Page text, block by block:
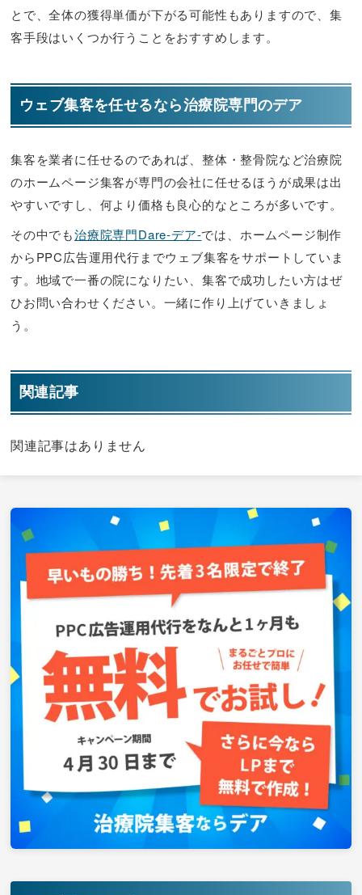
とで、全体の獲得単価が下がる可能性もありますので、集
客手段はいくつか行うことをおすすめします。
ウェブ集客を任せるなら治療院専門のデア
集客を業者に任せるのであれば、整体・整骨院など治療院
のホームページ集客が専門の会社に任せるほうが成果は出
やすいですし、何より価格も良心的なところが多いです。
その中でも治療院専門Dare-デア-では、ホームページ制作
からPPC広告運用代行までウェブ集客をサポートしていま
す。地域で一番の院になりたい、集客で成功したい方はぜ
ひお問い合わせください。一緒に作り上げていきましょ
う。
関連記事
関連記事はありません
最
初
の
サ
イ
ド
バ
ー